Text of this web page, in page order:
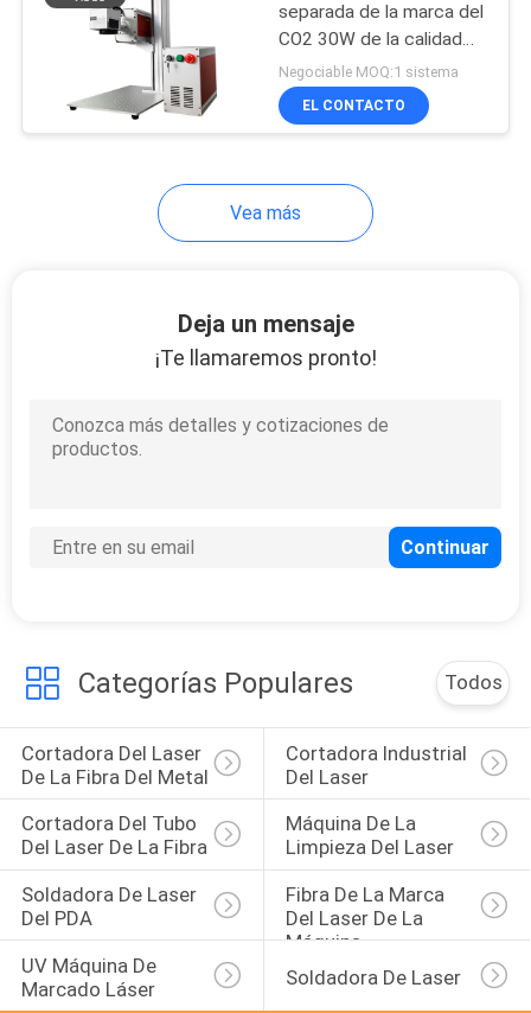
Cortadora del laser
de la fibra de la
precisión
de la joyería
impresora del metal
Sistemas de la
extracción del humo
del laser
12
separada de la marca del
CO2 30W de la calidad
garantizada
Negociable MOQ:1 sistema
EL CONTACTO
Vea más
Deja un mensaje
¡Te llamaremos pronto!
Categorías Populares Todos
Cortadora Del Laser
De La Fibra Del Metal
Cortadora Industrial
Del Laser
Cortadora Del Tubo
Del Laser De La Fibra
Máquina De La
Limpieza Del Laser
Soldadora De Laser
Del PDA
Fibra De La Marca
Del Laser De La
Máquina
UV Máquina De
Marcado Láser
Soldadora De Laser